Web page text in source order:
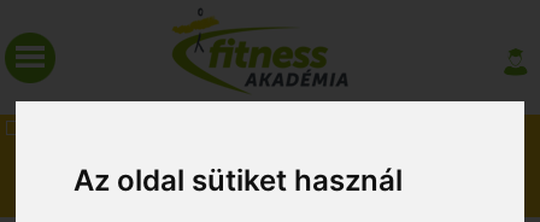
Az oldal sütiket használ
MAGAZIN